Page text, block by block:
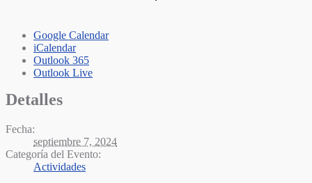
Google Calendar
iCalendar
Outlook 365
Outlook Live
Detalles
Fecha:
septiembre 7, 2024
Categoría del Evento:
Actividades